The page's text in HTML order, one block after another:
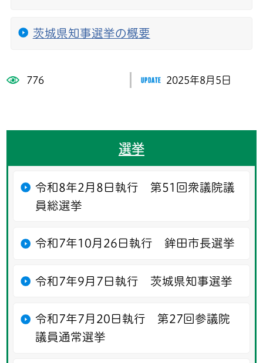
茨城県知事選挙の概要
776 2025年8月5日
選挙
令和8年2月8日執行 第51回衆議院議
員総選挙
令和7年10月26日執行 鉾田市長選挙
令和7年9月7日執行 茨城県知事選挙
令和7年7月20日執行 第27回参議院
議員通常選挙